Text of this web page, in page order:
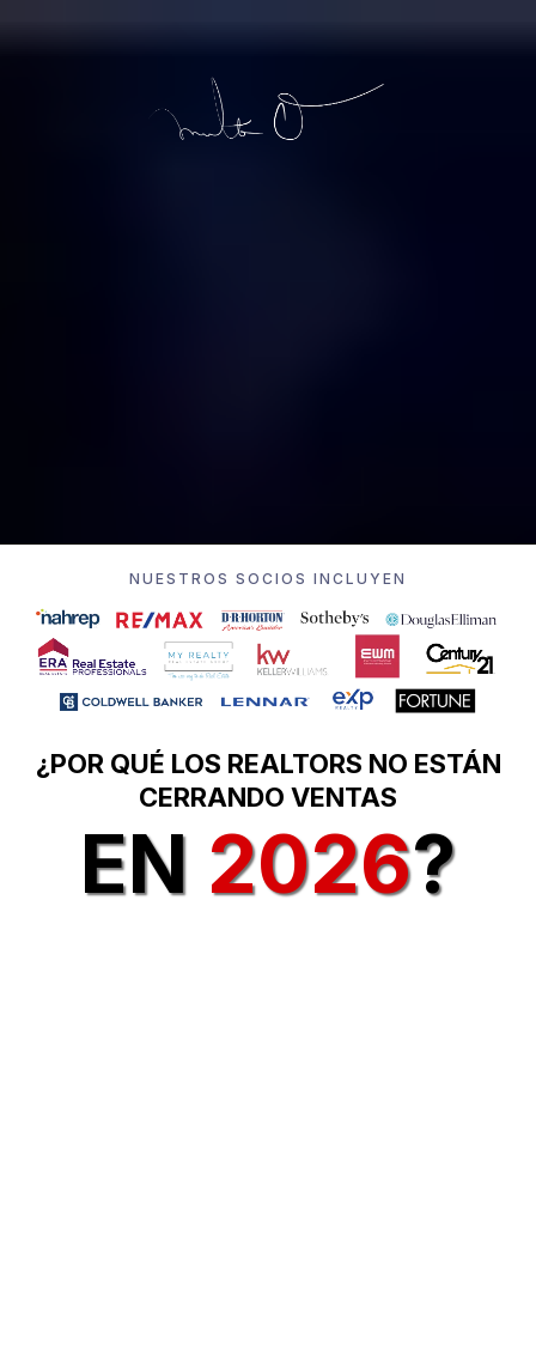
NUESTROS SOCIOS INCLUYEN
¿POR QUÉ LOS REALTORS NO ESTÁN
CERRANDO VENTAS
EN 2026?